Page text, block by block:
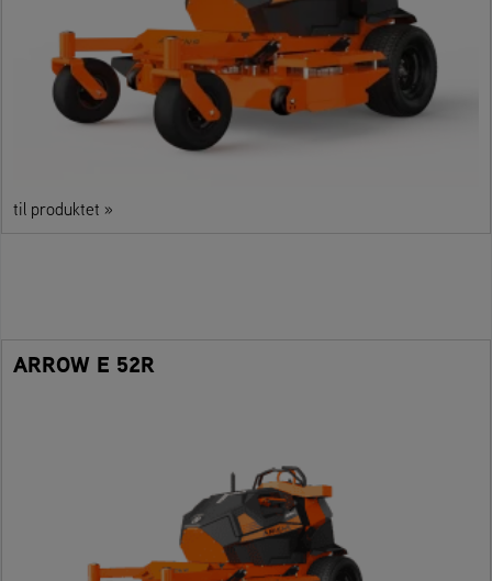
til produktet »
ARROW E 52R